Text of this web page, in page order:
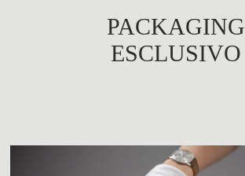
PACKAGING
ESCLUSIVO